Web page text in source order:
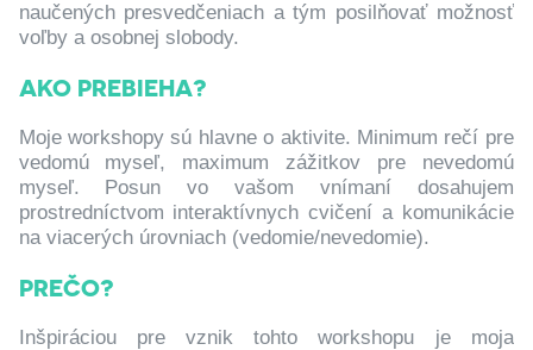
naučených presvedčeniach a tým posilňovať možnosť
voľby a osobnej slobody.
AKO PREBIEHA?
Moje workshopy sú hlavne o aktivite. Minimum rečí pre
vedomú myseľ, maximum zážitkov pre nevedomú
myseľ. Posun vo vašom vnímaní dosahujem
prostredníctvom interaktívnych cvičení a komunikácie
na viacerých úrovniach (vedomie/nevedomie).
PREČO?
Inšpiráciou pre vznik tohto workshopu je moja